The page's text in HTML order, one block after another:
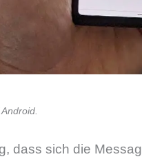
dass sich die